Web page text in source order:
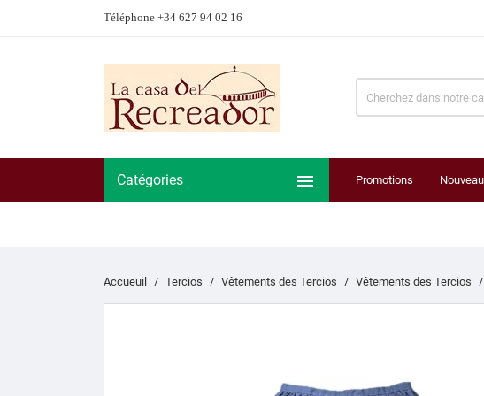
Téléphone +34 627 94 02 16
Catégories  Promotions
Accueuil Tercios Vêtements des Tercios Vêtements des Tercios